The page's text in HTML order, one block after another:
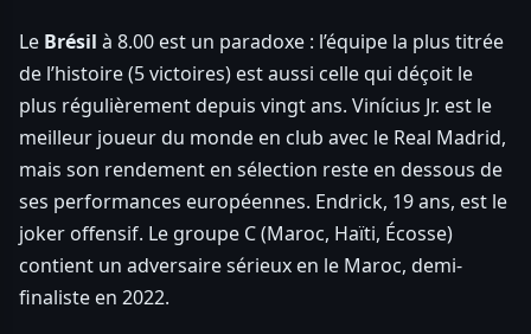
Le Brésil à 8.00 est un paradoxe : l’équipe la plus titrée
de l’histoire (5 victoires) est aussi celle qui déçoit le
plus régulièrement depuis vingt ans. Vinícius Jr. est le
meilleur joueur du monde en club avec le Real Madrid,
mais son rendement en sélection reste en dessous de
ses performances européennes. Endrick, 19 ans, est le
joker offensif. Le groupe C (Maroc, Haïti, Écosse)
contient un adversaire sérieux en le Maroc, demi-
finaliste en 2022.